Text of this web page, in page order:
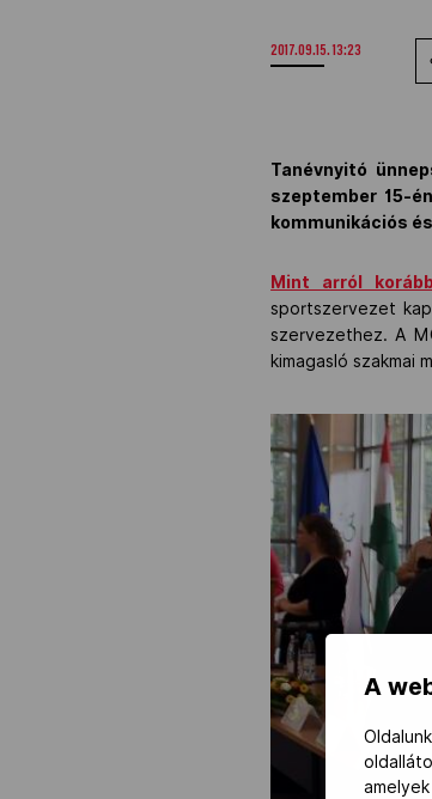
2017.09.15. 13:23
Tanévnyitó
szeptember 15-
kommunikációs
Mint arról
sportszervezet
szervezethez. A
kimagasló szakmai
A